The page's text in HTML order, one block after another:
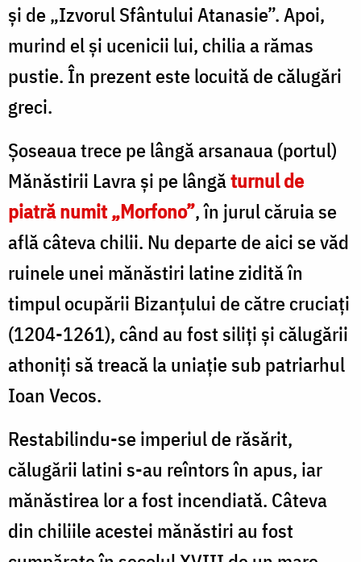
şi de „Izvorul Sfântului Atanasie”. Apoi,
murind el şi ucenicii lui, chilia a rămas
pustie. În pre­zent este locuită de călugări
greci.
Şoseaua trece pe lângă arsanaua (portul)
Mănăstirii Lavra şi pe lângăturnul de
piatră numit „Morfono”, în jurul căruia se
află câteva chilii. Nu departe de aici se văd
ruinele unei mănăstiri latine zidită în
timpul ocupării Bizanţului de către cruciaţi
(1204-1261), când au fost siliţi şi călugării
athoniţi să treacă la uniaţie sub patriar­hul
Ioan Vecos.
Restabilindu-se imperiul de răsărit,
călugării latini s-au reîntors în apus, iar
mănăstirea lor a fost incendiată. Câteva
din chiliile acestei mănăstiri au fost